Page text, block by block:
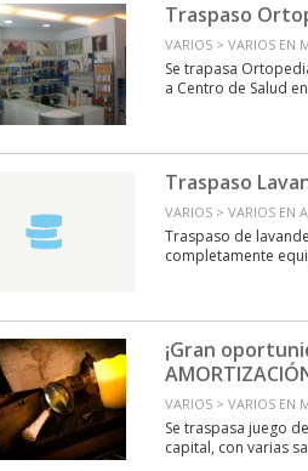
Traspaso
VARIOS > VARIOS EN
Se trapasa
a Centro de Salud
Traspaso
VARIOS > VARIOS EN
Traspaso de
completamente
¡Gran
VARIOS > VARIOS EN
Se traspasa juego
capital, con varias